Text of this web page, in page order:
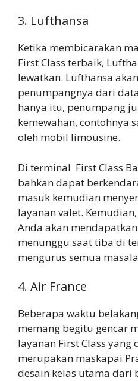
3. Lufthansa
Ketika membicarakan
First Class terbaik,
lewatkan. Lufthansa
penumpangnya dari
hanya itu, penumpang
kemewahan, contohnya
oleh mobil limousine.
Di terminal First Class
bahkan dapat
masuk kemudian
layanan valet.
Anda akan
menunggu saat tiba di
mengurus semua
4. Air France
Beberapa waktu
memang begitu gencar
layanan First Class
merupakan maskapai
desain kelas utama dari